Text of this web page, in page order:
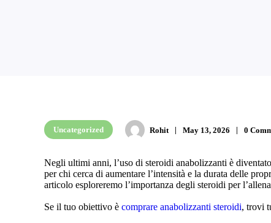
Uncategorized Rohit May 13, 2026 0
Negli ultimi anni, l’uso di steroidi anabolizzanti è
per chi cerca di aumentare l’intensità e la durata delle
articolo esploreremo l’importanza degli steroidi per
Se il tuo obiettivo è comprare anabolizzanti steroidi, trovi